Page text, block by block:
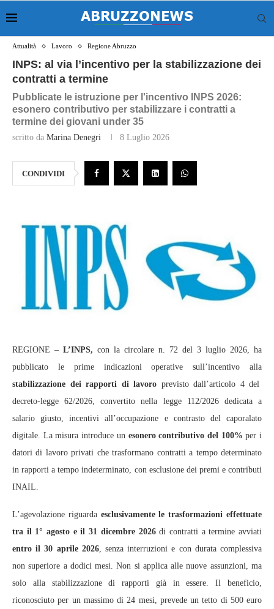
Attualità Lavoro Regione Abruzzo
INPS: al via l’incentivo per la stabilizzazione dei
contratti a termine
Pubblicate le istruzione per l'incentivo INPS 2026:
esonero contributivo per stabilizzare i contratti a
termine dei giovani under 35
scritto da Marina Denegri 8 Luglio 2026
CONDIVIDI
REGIONE – L’INPS, con la circolare n. 72 del 3 luglio 2026, ha
pubblicato le prime indicazioni operative sull’incentivo alla
stabilizzazione dei rapporti di lavoro previsto dall’articolo 4 del
decreto-legge 62/2026, convertito nella legge 112/2026 dedicata a
salario giusto, incentivi all’occupazione e contrasto del caporalato
digitale. La misura introduce un esonero contributivo del 100% per i
datori di lavoro privati che trasformano contratti a tempo determinato
in rapporti a tempo indeterminato, con esclusione dei premi e contributi
INAIL.
L’agevolazione riguarda esclusivamente le trasformazioni effettuate
tra il 1° agosto e il 31 dicembre 2026di contratti a termine avviati
entro il 30 aprile 2026, senza interruzioni e con durata complessiva
non superiore a dodici mesi. Non si applica alle nuove assunzioni, ma
solo alla stabilizzazione di rapporti già in essere. Il beneficio,
riconosciuto per un massimo di 24 mesi, prevede un tetto di 500 euro